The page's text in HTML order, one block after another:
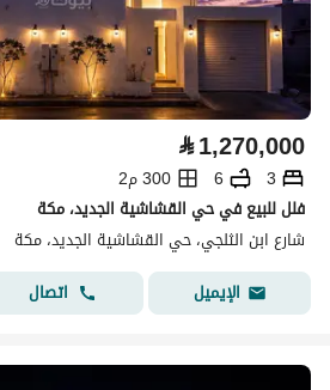
⃁1,270,000
3
6
300 م2
فلل للبيع في حي القشاشية الجديد، مكة
شارع ابن الثلجي، حي القشاشية الجديد، مكة
الإيميل
اتصال